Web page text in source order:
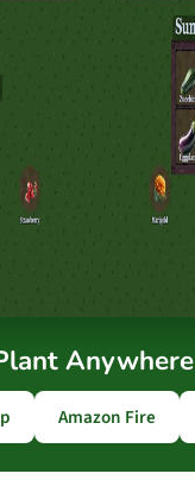
Anywhere
Amazon Fire